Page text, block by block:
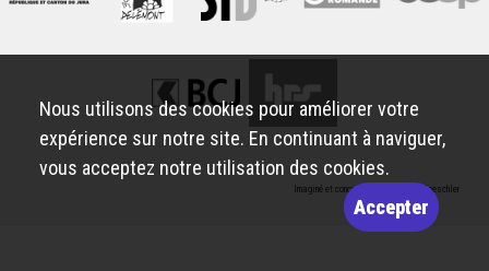
Imaginé et conçu par Giorgianni & Moeschler
Nous utilisons des cookies pour améliorer votre
expérience sur notre site. En continuant à naviguer,
vous acceptez notre utilisation des cookies.
Accepter